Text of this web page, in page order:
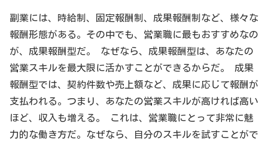
副業には、時給制、固定報酬制、成果報酬制など、様々な
報酬形態がある。その中でも、営業職に最もおすすめなの
が、成果報酬型だ。 なぜなら、成果報酬型は、あなたの
営業スキルを最大限に活かすことができるからだ。 成果
報酬型では、契約件数や売上額など、成果に応じて報酬が
支払われる。つまり、あなたの営業スキルが高ければ高い
ほど、収入も増える。 これは、営業職にとって非常に魅
力的な働き方だ。なぜなら、自分のスキルを試すことがで